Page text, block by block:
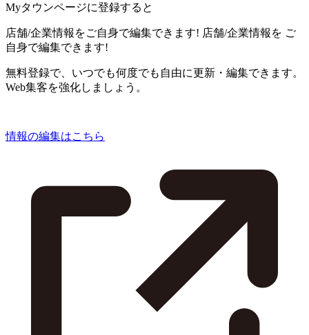
Myタウンページに登録すると
店舗/企業情報をご自身で編集できます! 店舗/企業情報を ご
自身で編集できます!
無料登録で、いつでも何度でも自由に更新・編集できます。
Web集客を強化しましょう。
情報の編集はこちら